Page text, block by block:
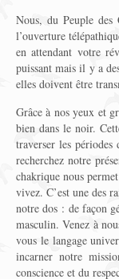
Nous, du Peuple des
l’ouverture
en attendant votre
puissant mais il y a
elles doivent être
Grâce à nos yeux et
bien dans le noir.
traverser les
recherchez notre
chakrique nous
vivez. C’est une des
notre dos : de façon
masculin. Venez à
vous le langage
incarner notre
conscience et du